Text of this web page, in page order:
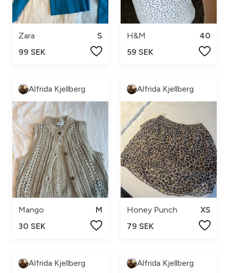
Zara
S
99 SEK
H&M
40
59 SEK
Alfrida Kjellberg
Mango
M
30 SEK
Alfrida Kjellberg
Honey Punch
XS
79 SEK
Alfrida Kjellberg Alfrida Kjellberg